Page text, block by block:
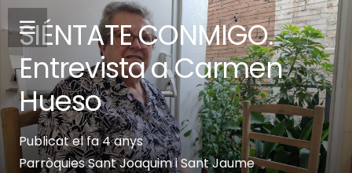
SIÉNTATE CONMIGO.
Entrevista a Carmen
Hueso
Publicat elfa 4 anys
Parròquies Sant Joaquim i Sant Jaume